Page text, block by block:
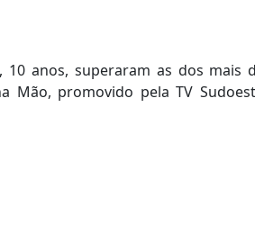
10 anos, superaram as dos mais
Mão, promovido pela TV